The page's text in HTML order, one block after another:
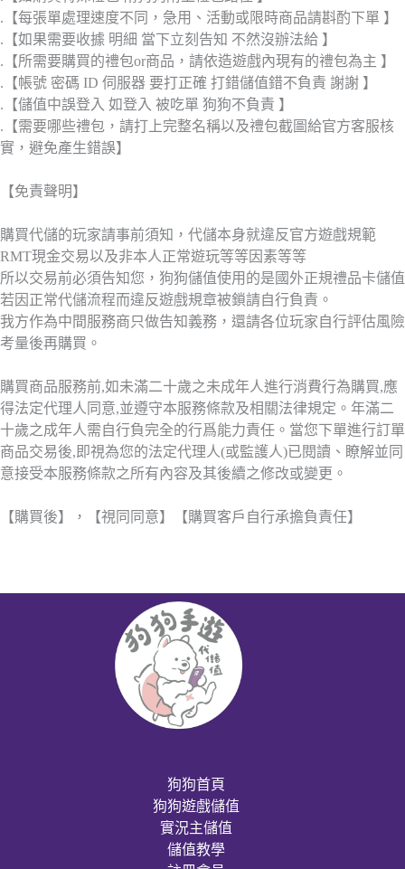
.【每張單處理速度不同，急用、活動或限時商品請斟酌下單 】
.【如果需要收據 明細 當下立刻告知 不然沒辦法給 】
.【所需要購買的禮包or商品，請依造遊戲內現有的禮包為主 】
.【帳號 密碼 ID 伺服器 要打正確 打錯儲值錯不負責 謝謝 】
.【儲值中誤登入 如登入 被吃單 狗狗不負責 】
.【需要哪些禮包，請打上完整名稱以及禮包截圖給官方客服核
實，避免產生錯誤】
【免責聲明】
購買代儲的玩家請事前須知，代儲本身就違反官方遊戲規範
RMT現金交易以及非本人正常遊玩等等因素等等
所以交易前必須告知您，狗狗儲值使用的是國外正規禮品卡儲值
若因正常代儲流程而違反遊戲規章被鎖請自行負責。
我方作為中間服務商只做告知義務，還請各位玩家自行評估風險
考量後再購買。
購買商品服務前,如未滿二十歲之未成年人進行消費行為購買,應
得法定代理人同意,並遵守本服務條款及相關法律規定。年滿二
十歲之成年人需自行負完全的行爲能力責任。當您下單進行訂單
商品交易後,即視為您的法定代理人(或監護人)已閱讀、瞭解並同
意接受本服務條款之所有內容及其後續之修改或變更。
【購買後】，【視同同意】【購買客戶自行承擔負責任】
狗狗首頁
狗狗遊戲儲值
實況主儲值
儲值教學